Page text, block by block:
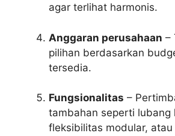
agar terlihat harmonis.
Anggaran perusahaan –
pilihan berdasarkan
tersedia.
Fungsionalitas –
tambahan seperti lubang
fleksibilitas modular, atau